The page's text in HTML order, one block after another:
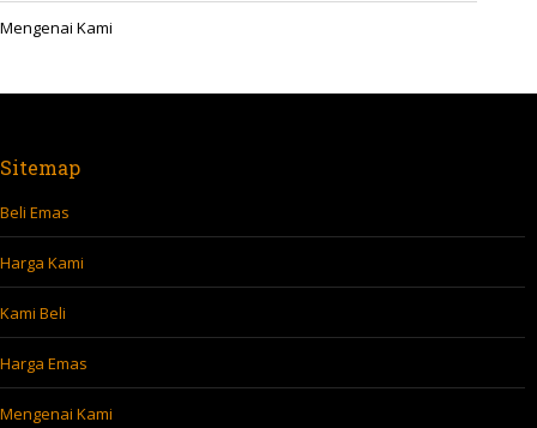
Mengenai Kami
Sitemap
Beli Emas
Harga Kami
Kami Beli
Harga Emas
Mengenai Kami